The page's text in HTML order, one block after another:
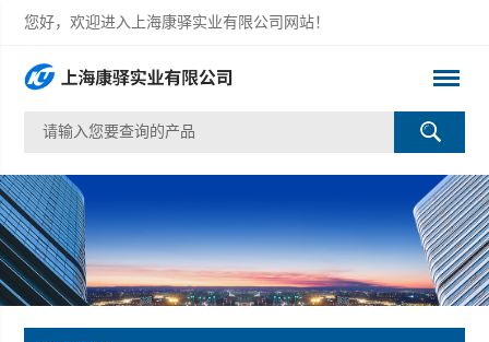
您好，欢迎进入上海康驿实业有限公司网站！